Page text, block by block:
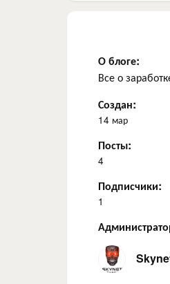
О блоге:
Все о
Создан:
14 мар
Посты:
4
Подписчики:
1